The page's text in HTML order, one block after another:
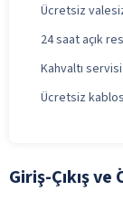
Ücretsiz
24 saat açık
Kahvaltı
Ücretsiz
Giriş-Çıkış